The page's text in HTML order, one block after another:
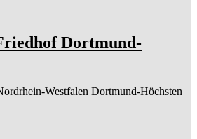
Dortmund-
Westfalen Dortmund-Höchsten